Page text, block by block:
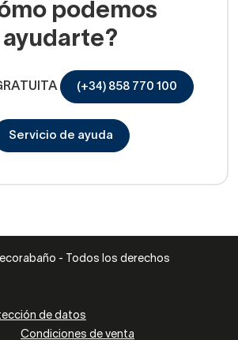
podemos
ayudarte?
(+34) 858 770 100
Servicio de ayuda
- Todos los derechos
de datos
Condiciones de venta